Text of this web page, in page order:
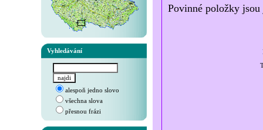
Vyhledávání
alespoň jedno slovo
všechna slova
přesnou frázi
Povinné položky